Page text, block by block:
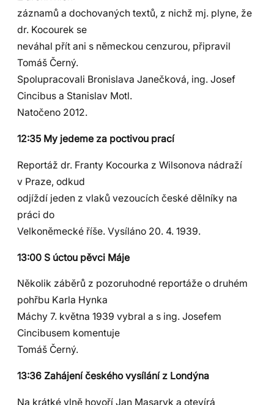
záznamů a dochovaných textů, z nichž mj. plyne, že
dr. Kocourek se
neváhal přít ani s německou cenzurou, připravil
Tomáš Černý.
Spolupracovali Bronislava Janečková, ing. Josef
Cincibus a Stanislav Motl.
Natočeno 2012.
12:35 My jedeme za poctivou prací
Reportáž dr. Franty Kocourka z Wilsonova nádraží
v Praze, odkud
odjíždí jeden z vlaků vezoucích české dělníky na
práci do
Velkoněmecké říše. Vysíláno 20. 4. 1939.
13:00 S úctou pěvci Máje
Několik záběrů z pozoruhodné reportáže o druhém
pohřbu Karla Hynka
Máchy 7. května 1939 vybral a s ing. Josefem
Cincibusem komentuje
Tomáš Černý.
13:36 Zahájení českého vysílání z Londýna
Na krátké vlně hovoří Jan Masaryk a otevírá